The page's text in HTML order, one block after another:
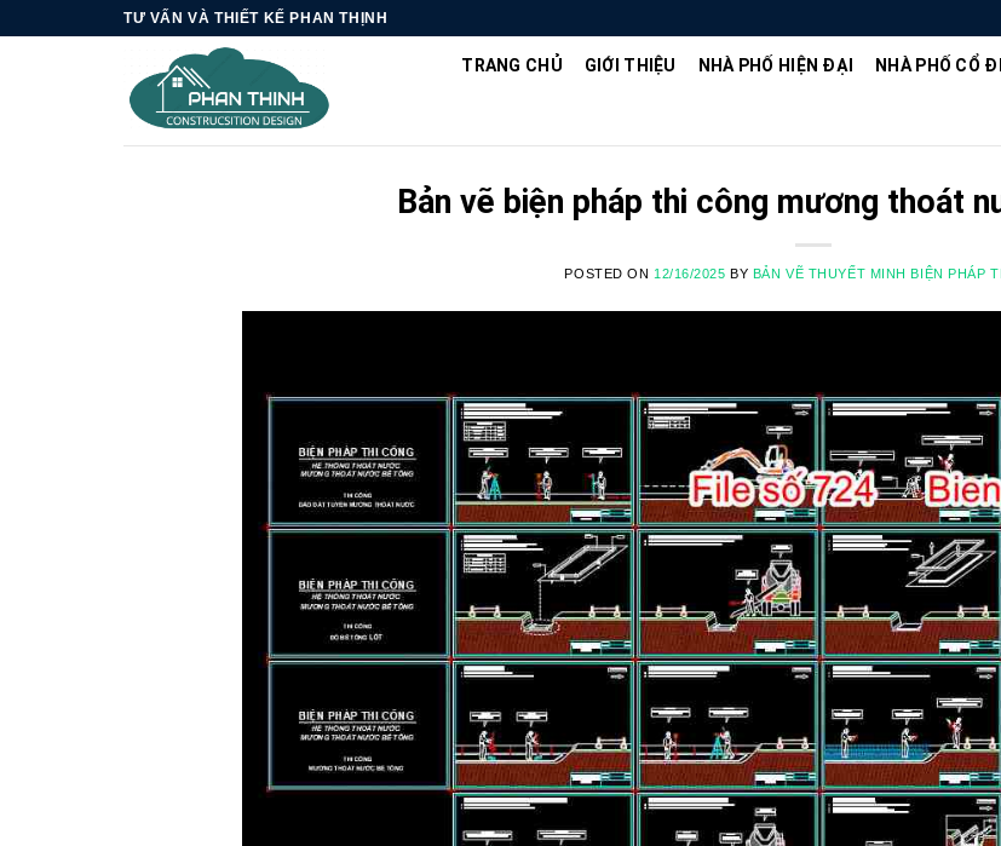
TƯ VẤN VÀ THIẾT KẾ PHAN THỊNH
TRANG CHỦ GIỚI THIỆU NHÀ PHỐ HIỆN ĐẠI NHÀ PHỐ CỔ
Bản vẽ biện pháp thi công mương thoát
POSTED ON 12/16/2025 BY BẢN VẼ THUYẾT MINH BIỆN PHÁP